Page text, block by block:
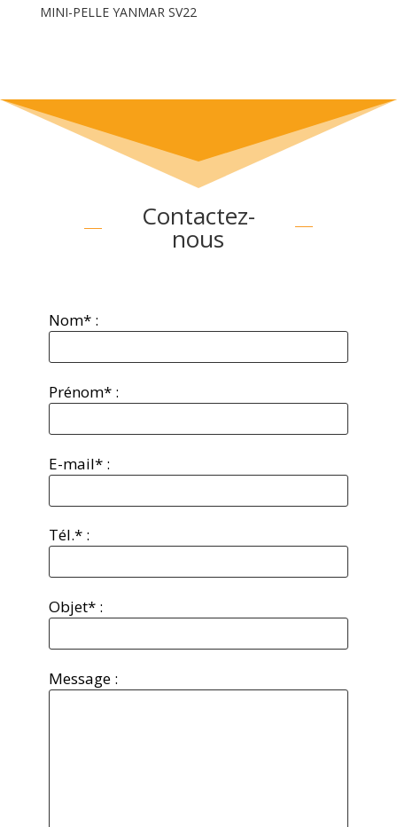
MINI-PELLE YANMAR SV22
Contactez-
nous
Nom* :
Prénom* :
E-mail* :
Tél.* :
Objet* :
Message :